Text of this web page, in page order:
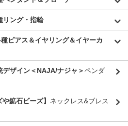
リング・指輪
ピアス＆イヤリング＆イヤーカ
ザイン＜NAJA/ナジャ＞ペンダ
鉱石ビーズ】 ネックレス&ブレス